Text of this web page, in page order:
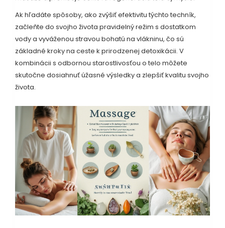
Ak hľadáte spôsoby, ako zvýšiť efektivitu týchto techník,
začleňte do svojho života pravidelný režim s dostatkom
vody a vyváženou stravou bohatú na vlákninu, čo sú
základné kroky na ceste k prirodzenej detoxikácii. V
kombinácii s odbornou starostlivosťou o telo môžete
skutočne dosiahnuť úžasné výsledky a zlepšiť kvalitu svojho
života.